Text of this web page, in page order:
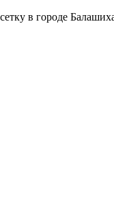
в городе